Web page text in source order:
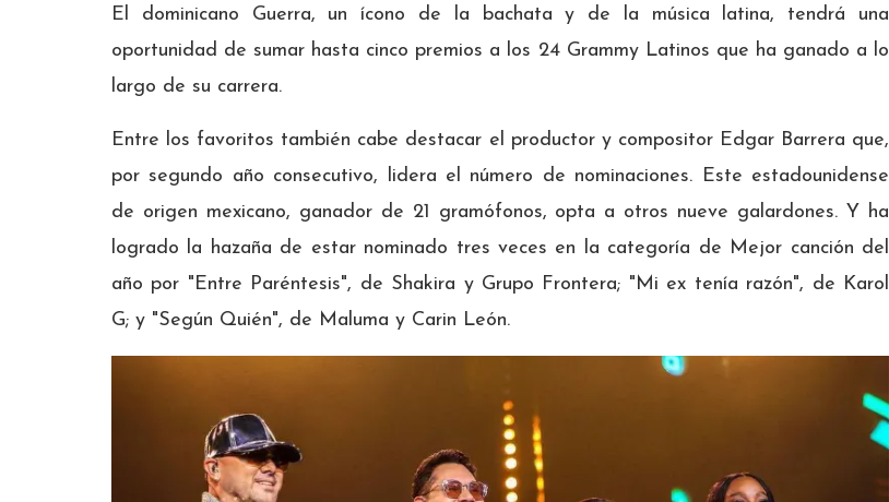
El dominicano Guerra, un ícono de la bachata y de la música latina, tendrá una
oportunidad de sumar hasta cinco premios a los 24 Grammy Latinos que ha ganado a lo
largo de su carrera.
Entre los favoritos también cabe destacar el productor y compositor Edgar Barrera que,
por segundo año consecutivo, lidera el número de nominaciones. Este estadounidense
de origen mexicano, ganador de 21 gramófonos, opta a otros nueve galardones. Y ha
logrado la hazaña de estar nominado tres veces en la categoría de Mejor canción del
año por "Entre Paréntesis", de Shakira y Grupo Frontera; "Mi ex tenía razón", de Karol
G; y "Según Quién", de Maluma y Carin León.